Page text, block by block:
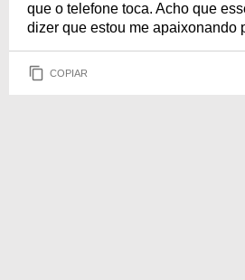
que o telefone toca. Acho que
dizer que estou me apaixonando
COPIAR